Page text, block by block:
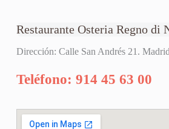
Restaurante Osteria Regno di
Dirección: Calle San Andrés 21.
Teléfono: 914 45 63 00